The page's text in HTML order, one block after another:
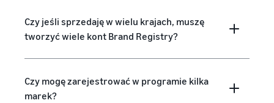
Czy jeśli sprzedaję w wielu krajach, muszę
tworzyć wiele kont Brand Registry?
Czy mogę zarejestrować w programie kilka
marek?